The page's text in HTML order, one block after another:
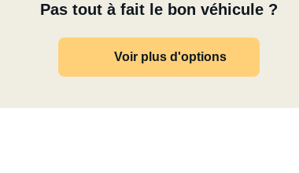
Pas tout à fait le bon véhicule ?
Voir plus d'options